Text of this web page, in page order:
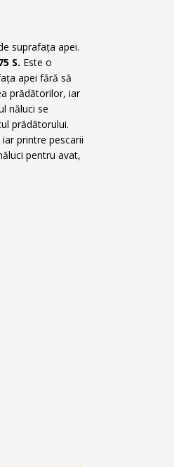
suprafața apei.
S. Este o
apei fără să
prădătorilor, iar
năluci se
prădătorului.
printre pescarii
pentru avat,